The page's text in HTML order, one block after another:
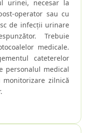
urinei, necesar la
operator sau cu
de infecții urinare
Trebuie
medicale.
cateterelor
personalul medical
zilnică